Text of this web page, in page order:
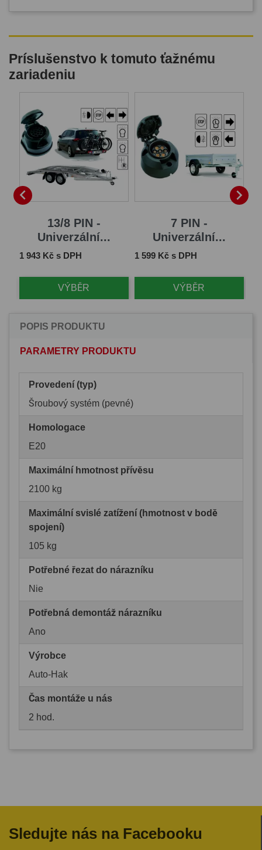
Príslušenstvo k tomuto ťažnému
zariadeniu

13/8 PIN -
Univerzální...
Cena
1 943 Kč s DPH
VÝBĚR
7 PIN -
Univerzální...
Cena
1 599 Kč s DPH
VÝBĚR

POPIS PRODUKTU
PARAMETRY PRODUKTU
Provedení (typ)
Šroubový systém (pevné)
Homologace
E20
Maximální hmotnost přívěsu
2100 kg
Maximální svislé zatížení (hmotnost v bodě
spojení)
105 kg
Potřebné řezat do nárazníku
Nie
Potřebná demontáž nárazníku
Ano
Výrobce
Auto-Hak
Čas montáže u nás
2 hod.
Sledujte nás na Facebooku